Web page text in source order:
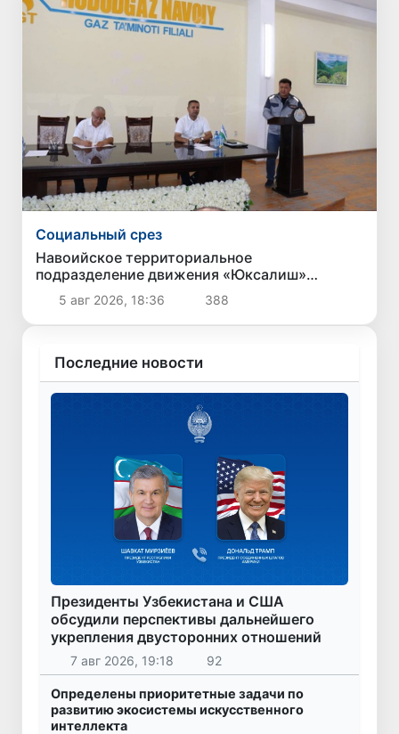
Социальный срез
Навоийское территориальное
подразделение движения «Юксалиш»
провело общественные слушания по вопросу
обеспечения населения сжиженным газом
5 авг 2026, 18:36 388
Последние новости
Президенты Узбекистана и США
обсудили перспективы дальнейшего
укрепления двусторонних отношений
7 авг 2026, 19:18 92
Определены приоритетные задачи по
развитию экосистемы искусственного
интеллекта